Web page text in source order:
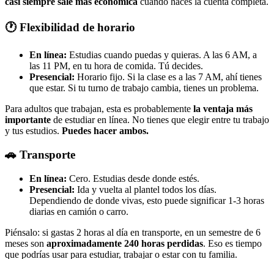
🕐 Flexibilidad de horario
En línea: Estudias cuando puedas y quieras. A las 6 AM, a
las 11 PM, en tu hora de comida. Tú decides.
Presencial: Horario fijo. Si la clase es a las 7 AM, ahí tienes
que estar. Si tu turno de trabajo cambia, tienes un problema.
Para adultos que trabajan, esta es probablemente la ventaja más
importante de estudiar en línea. No tienes que elegir entre tu trabajo
y tus estudios. Puedes hacer ambos.
🚗 Transporte
En línea: Cero. Estudias desde donde estés.
Presencial: Ida y vuelta al plantel todos los días.
Dependiendo de donde vivas, esto puede significar 1-3 horas
diarias en camión o carro.
Piénsalo: si gastas 2 horas al día en transporte, en un semestre de 6
meses son aproximadamente 240 horas perdidas. Eso es tiempo
que podrías usar para estudiar, trabajar o estar con tu familia.